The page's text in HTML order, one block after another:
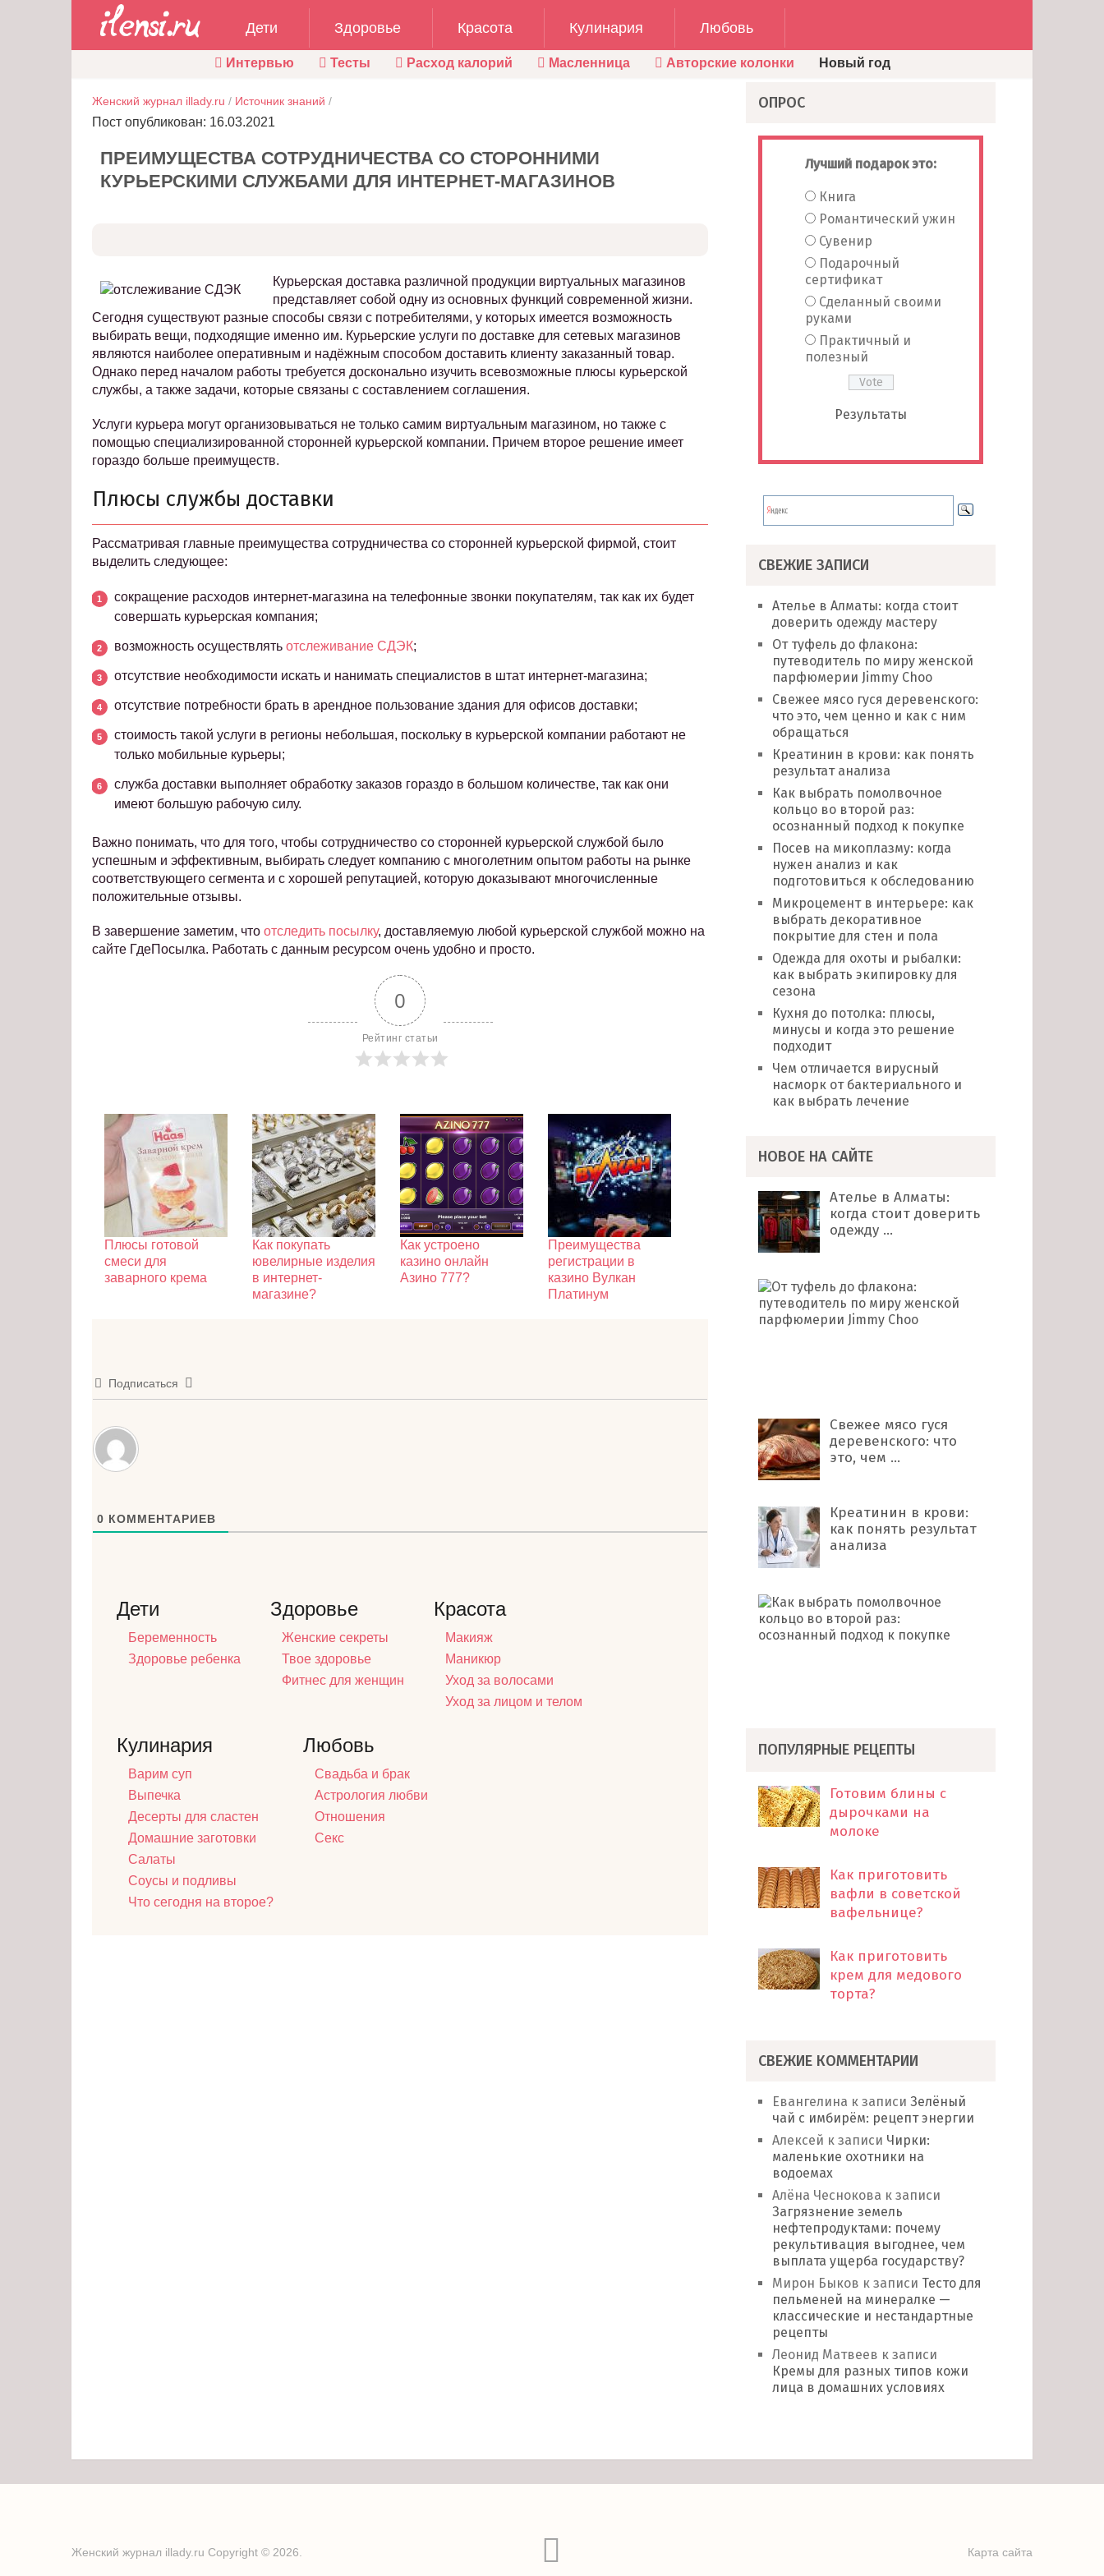
Дети Здоровье Красота Кулинария Любовь
Интервью Тесты Расход калорий Масленница Авторские колонки Новый год
Женский журнал illady.ru / Источник знаний /
Пост опубликован: 16.03.2021
ПРЕИМУЩЕСТВА СОТРУДНИЧЕСТВА СО СТОРОННИМИ
КУРЬЕРСКИМИ СЛУЖБАМИ ДЛЯ ИНТЕРНЕТ-МАГАЗИНОВ
Курьерская доставка различной продукции виртуальных магазинов
представляет собой одну из основных функций современной жизни.
Сегодня существуют разные способы связи с потребителями, у которых имеется возможность
выбирать вещи, подходящие именно им. Курьерские услуги по доставке для сетевых магазинов
являются наиболее оперативным и надёжным способом доставить клиенту заказанный товар.
Однако перед началом работы требуется досконально изучить всевозможные плюсы курьерской
службы, а также задачи, которые связаны с составлением соглашения.
Услуги курьера могут организовываться не только самим виртуальным магазином, но также с
помощью специализированной сторонней курьерской компании. Причем второе решение имеет
гораздо больше преимуществ.
Плюсы службы доставки
Рассматривая главные преимущества сотрудничества со сторонней курьерской фирмой, стоит
выделить следующее:
сокращение расходов интернет-магазина на телефонные звонки покупателям, так как их будет
совершать курьерская компания;
возможность осуществлять отслеживание СДЭК;
отсутствие необходимости искать и нанимать специалистов в штат интернет-магазина;
отсутствие потребности брать в арендное пользование здания для офисов доставки;
стоимость такой услуги в регионы небольшая, поскольку в курьерской компании работают не
только мобильные курьеры;
служба доставки выполняет обработку заказов гораздо в большом количестве, так как они
имеют большую рабочую силу.
Важно понимать, что для того, чтобы сотрудничество со сторонней курьерской службой было
успешным и эффективным, выбирать следует компанию с многолетним опытом работы на рынке
соответствующего сегмента и с хорошей репутацией, которую доказывают многочисленные
положительные отзывы.
В завершение заметим, что отследить посылку, доставляемую любой курьерской службой можно на
сайте ГдеПосылка. Работать с данным ресурсом очень удобно и просто.
0
Рейтинг статьи
Плюсы готовой
смеси для
заварного крема
Как покупать
ювелирные изделия
в интернет-
магазине?
Как устроено
казино онлайн
Азино 777?
Преимущества
регистрации в
казино Вулкан
Платинум
Подписаться
0 КОММЕНТАРИЕВ
Дети
Беременность
Здоровье ребенка
Здоровье
Женские секреты
Твое здоровье
Фитнес для женщин
Красота
Макияж
Маникюр
Уход за волосами
Уход за лицом и телом
Кулинария
Варим суп
Выпечка
Десерты для сластен
Домашние заготовки
Салаты
Соусы и подливы
Что сегодня на второе?
Любовь
Свадьба и брак
Астрология любви
Отношения
Секс
ОПРОС
Лучший подарок это:
Книга
Романтический ужин
Сувенир
Подарочный
сертификат
Сделанный своими
руками
Практичный и
полезный
Результаты
СВЕЖИЕ ЗАПИСИ
Ателье в Алматы: когда стоит
доверить одежду мастеру
От туфель до флакона:
путеводитель по миру женской
парфюмерии Jimmy Choo
Свежее мясо гуся деревенского:
что это, чем ценно и как с ним
обращаться
Креатинин в крови: как понять
результат анализа
Как выбрать помолвочное
кольцо во второй раз:
осознанный подход к покупке
Посев на микоплазму: когда
нужен анализ и как
подготовиться к обследованию
Микроцемент в интерьере: как
выбрать декоративное
покрытие для стен и пола
Одежда для охоты и рыбалки:
как выбрать экипировку для
сезона
Кухня до потолка: плюсы,
минусы и когда это решение
подходит
Чем отличается вирусный
насморк от бактериального и
как выбрать лечение
НОВОЕ НА САЙТЕ
Ателье в Алматы:
когда стоит доверить
одежду …
Свежее мясо гуся
деревенского: что
это, чем …
Креатинин в крови:
как понять результат
анализа
ПОПУЛЯРНЫЕ РЕЦЕПТЫ
Готовим блины с
дырочками на
молоке
Как приготовить
вафли в советской
вафельнице?
Как приготовить
крем для медового
торта?
СВЕЖИЕ КОММЕНТАРИИ
Евангелина к записиЗелёный
чай с имбирём: рецепт энергии
Алексей к записи Чирки:
маленькие охотники на
водоемах
Алёна Чеснокова к записи
Загрязнение земель
нефтепродуктами: почему
рекультивация выгоднее, чем
выплата ущерба государству?
Мирон Быков к записи Тесто для
пельменей на минералке —
классические и нестандартные
рецепты
Леонид Матвеев к записи
Кремы для разных типов кожи
лица в домашних условиях
Женский журнал illady.ru Copyright © 2026. Карта сайта